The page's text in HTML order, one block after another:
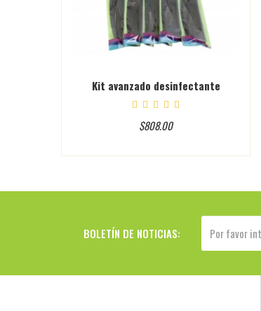
Kit avanzado desinfectante
$808.00
BOLETÍN DE NOTICIAS: